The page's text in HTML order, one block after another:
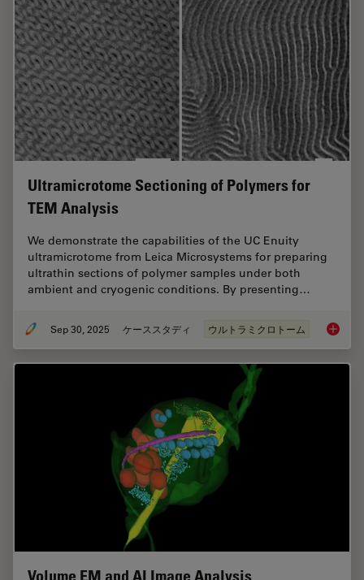
Ultramicrotome Sectioning of Polymers for
TEM Analysis
We demonstrate the capabilities of the UC Enuity
ultramicrotome from Leica Microsystems for preparing
ultrathin sections of polymer samples under both
ambient and cryogenic conditions. By presenting…
Sep 30, 2025 ケーススタディ ウルトラミクロトーム
Volume EM and AI Image Analysis